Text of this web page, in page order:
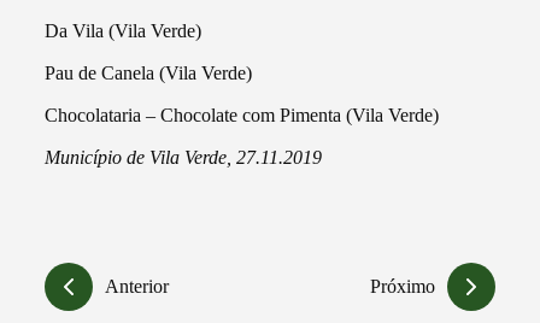
Da Vila (Vila Verde)
Pau de Canela (Vila Verde)
Chocolataria – Chocolate com Pimenta (Vila Verde)
Município de Vila Verde, 27.11.2019
Anterior Próximo